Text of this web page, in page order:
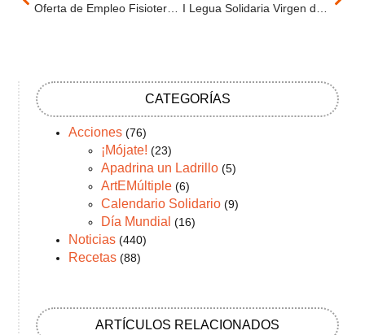
CATEGORÍAS
Acciones (76)
¡Mójate! (23)
Apadrina un Ladrillo (5)
ArtEMúltiple (6)
Calendario Solidario (9)
Día Mundial (16)
Noticias (440)
Recetas (88)
ARTÍCULOS RELACIONADOS